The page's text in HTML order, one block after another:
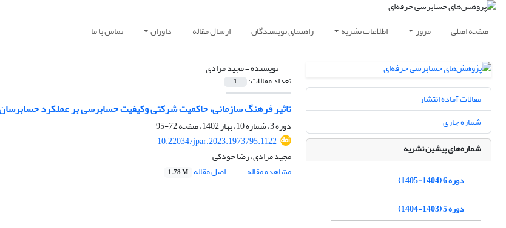
صفحه اصلی مرور اطلاعات نشریه راهنمای نویسندگان ارسال مقاله داوران تماس با ما
نویسنده =مجید مرادی
تعداد مقالات: 1
تاثیر فرهنگ سازمانی، حاکمیت شرکتی وکیفیت حسابرسی بر عملکرد
دوره 3، شماره 10، بهار 1402، صفحه
72-95
10.22034/jpar.2023.1973795.1122
مجید مرادی، رضا جودکی
مشاهده مقاله
اصل مقاله 1.78 M
مقالات آماده انتشار
شماره جاری
شماره‌های پیشین نشریه
دوره 6 (1404-1405)
دوره 5 (1403-1404)